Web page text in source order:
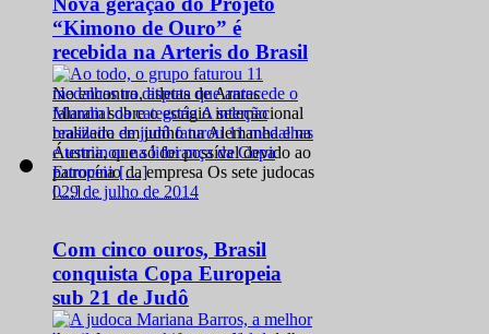
“Kimono de Ouro” é
recebida na Arteris do Brasil
No encontro, atletas de Araras
falaram sobre o estágio internacional
realizado em junho na Alemanha e na
Áustria, que só foi possível devido ao
patrocínio da empresa Os sete judocas
[…]
029 de julho de 2014
Com cinco ouros, Brasil
conquista Copa Europeia
sub 21 de Judô